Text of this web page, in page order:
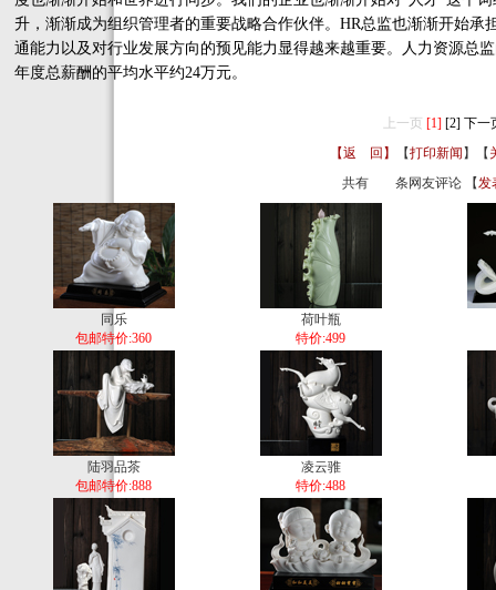
升，渐渐成为组织管理者的重要战略合作伙伴。HR总监也渐渐开始
通能力以及对行业发展方向的预见能力显得越来越重要。人力资源总
年度总薪酬的平均水平约24万元。
上一页 [1] [2] 下一
【返 回】
【打印新闻 】【
共有
条网友评论 【发
同乐
包邮特价:360
荷叶瓶
特价:499
陆羽品茶
包邮特价:888
凌云骓
特价:488